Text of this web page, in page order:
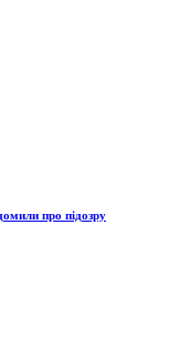
про підозру